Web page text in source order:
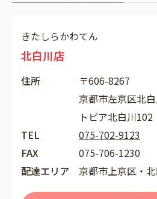
きたしらかわてん
北白川店
住所
〒606-8267
京都市左京区北
トピア北白川102
TEL
075-702-9123
FAX
075-706-1230
配達エリア
京都市上京区・